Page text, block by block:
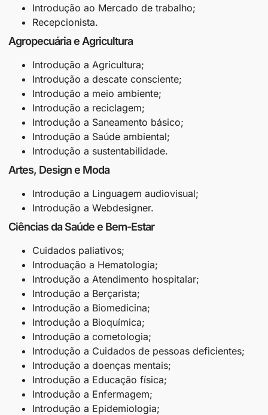
Introdução ao Mercado de trabalho;
Recepcionista.
Agropecuária e Agricultura
Introdução a Agricultura;
Introdução a descate consciente;
Introdução a meio ambiente;
Introdução a reciclagem;
Introdução a Saneamento básico;
Introdução a Saúde ambiental;
Introdução a sustentabilidade.
Artes, Design e Moda
Introdução a Linguagem audiovisual;
Introdução a Webdesigner.
Ciências da Saúde e Bem-Estar
Cuidados paliativos;
Introduação a Hematologia;
Introdução a Atendimento hospitalar;
Introdução a Berçarista;
Introdução a Biomedicina;
Introdução a Bioquímica;
Introdução a cometologia;
Introdução a Cuidados de pessoas deficientes;
Introdução a doenças mentais;
Introdução a Educação física;
Introdução a Enfermagem;
Introdução a Epidemiologia;